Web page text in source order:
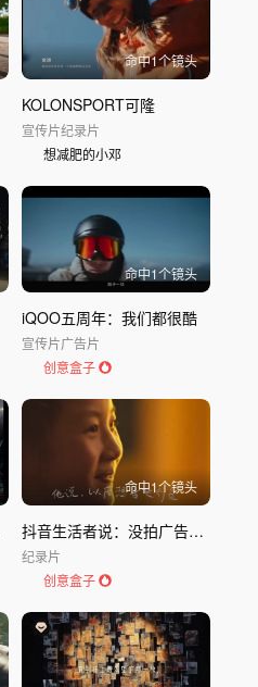
命中1个镜头
KOLONSPORT可隆
宣传片纪录片
想减肥的小邓
命中1个镜头
iQOO五周年：我们都很酷
宣传片广告片
创意盒子
命中1个镜头
抖音生活者说：没拍广告，拍了4条纪录片
纪录片
创意盒子